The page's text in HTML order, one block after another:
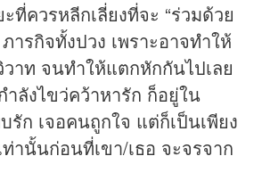
ะที่ควรหลีกเลี่ยงที่จะ “ร่วมด้วย
ารกิจทั้งปวง เพราะอาจทำให้
าท จนทำให้แตกหักกันไปเลย
ลังไขว่คว้าหารัก ก็อยู่ใน
ก เจอคนถูกใจ แต่ก็เป็นเพียง
ท่านั้นก่อนที่เขา/เธอ จะจรจาก